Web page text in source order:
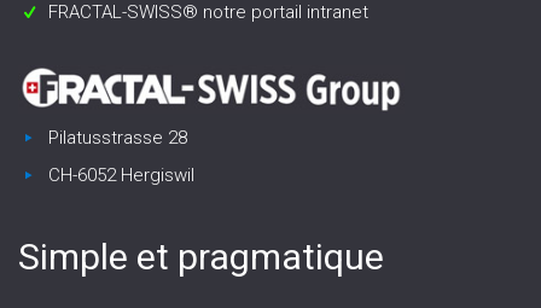
FRACTAL-SWISS® notre portail intranet
Pilatusstrasse 28
CH-6052 Hergiswil
Simple et pragmatique